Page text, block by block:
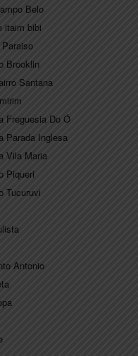
Belo
itaim bibi
Brooklin
Santana
Freguesia Do Ó
Parada Inglesa
Vila Maria
Piqueri
Tucuruvi
Antonio